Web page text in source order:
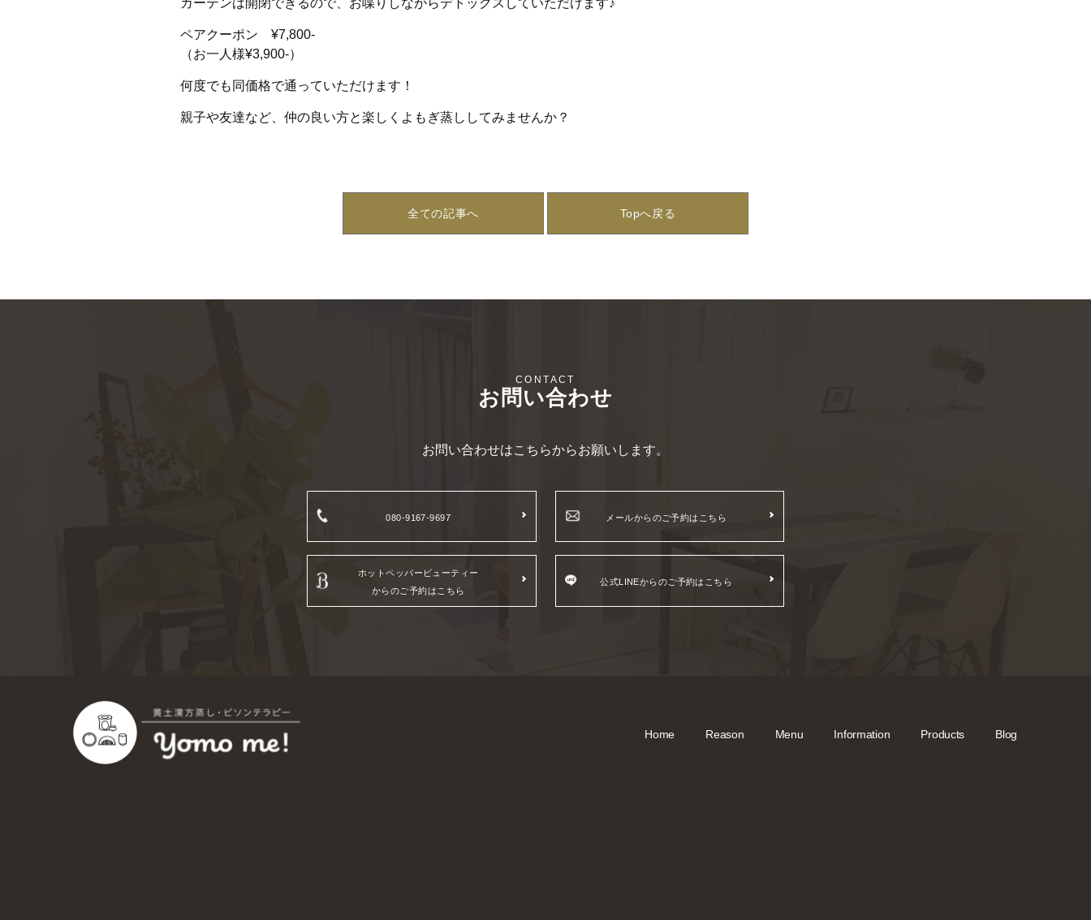
カーテンは開閉できるので、お喋りしながらデトックスしていただけます♪
ペアクーポン ¥7,800-
（お一人様¥3,900-）
何度でも同価格で通っていただけます！
親子や友達など、仲の良い方と楽しくよもぎ蒸ししてみませんか？
全ての記事へ Topへ戻る
お問い合わせ
お問い合わせはこちらからお願いします。
080-9167-9697 メールからのご予約はこちら
ホットペッパービューティー
からのご予約はこちら
公式LINEからのご予約はこちら
Home Reason Menu Information Products Blog